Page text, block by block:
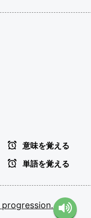
意味を覚える
単語を覚える
progression.